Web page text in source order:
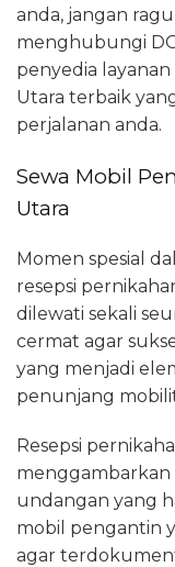
anda, jangan
menghubungi
penyedia
Utara terbaik
perjalanan anda.
Sewa Mobil
Utara
Momen spesial
resepsi
dilewati sekali
cermat agar
yang menjadi
penunjang
Resepsi
menggambarkan
undangan yang
mobil pengantin
agar